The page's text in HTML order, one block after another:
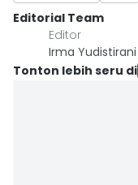
Editorial Team
Editor
Irma Yudistirani
Tonton lebih seru di